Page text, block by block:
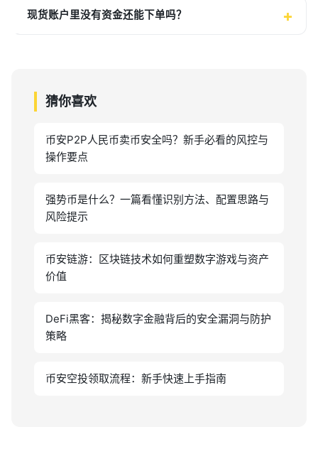
现货账户里没有资金还能下单吗？
猜你喜欢
币安P2P人民币卖币安全吗？新手必看的风控与
操作要点
强势币是什么？一篇看懂识别方法、配置思路与
风险提示
币安链游：区块链技术如何重塑数字游戏与资产
价值
DeFi黑客：揭秘数字金融背后的安全漏洞与防护
策略
币安空投领取流程：新手快速上手指南